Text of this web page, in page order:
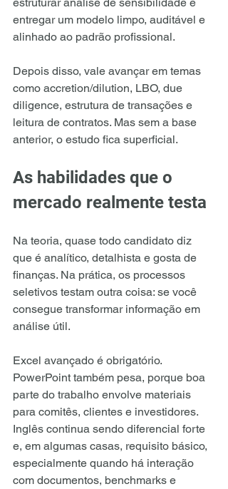
estruturar análise de sensibilidade e
entregar um modelo limpo, auditável e
alinhado ao padrão profissional.
Depois disso, vale avançar em temas
como accretion/dilution, LBO, due
diligence, estrutura de transações e
leitura de contratos. Mas sem a base
anterior, o estudo fica superficial.
As habilidades que o
mercado realmente testa
Na teoria, quase todo candidato diz
que é analítico, detalhista e gosta de
finanças. Na prática, os processos
seletivos testam outra coisa: se você
consegue transformar informação em
análise útil.
Excel avançado é obrigatório.
PowerPoint também pesa, porque boa
parte do trabalho envolve materiais
para comitês, clientes e investidores.
Inglês continua sendo diferencial forte
e, em algumas casas, requisito básico,
especialmente quando há interação
com documentos, benchmarks e